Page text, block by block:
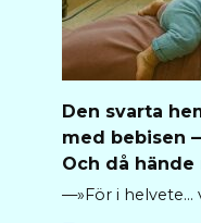
Den svarta
med bebisen
Och då
—»För i helvete…